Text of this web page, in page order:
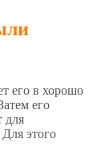
его в хорошо
его
для
этого